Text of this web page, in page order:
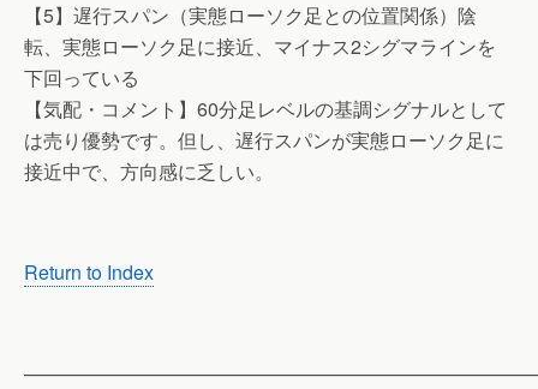
【5】遅行スパン（実態ローソク足との位置関係）陰
転、実態ローソク足に接近、マイナス2シグマラインを
下回っている
【気配・コメント】60分足レベルの基調シグナルとして
は売り優勢です。但し、遅行スパンが実態ローソク足に
接近中で、方向感に乏しい。
Return to Index